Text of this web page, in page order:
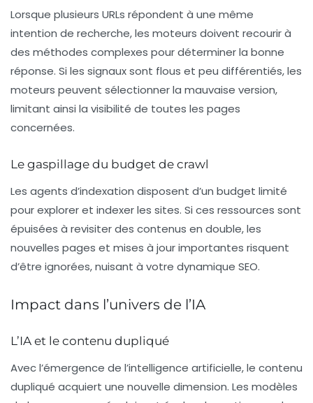
Lorsque plusieurs URLs répondent à une même
intention de recherche, les moteurs doivent recourir à
des méthodes complexes pour déterminer la bonne
réponse. Si les signaux sont flous et peu différentiés, les
moteurs peuvent sélectionner la mauvaise version,
limitant ainsi la visibilité de toutes les pages
concernées.
Le gaspillage du budget de crawl
Les agents d’indexation disposent d’un budget limité
pour explorer et indexer les sites. Si ces ressources sont
épuisées à revisiter des contenus en double, les
nouvelles pages et mises à jour importantes risquent
d’être ignorées, nuisant à votre dynamique SEO.
Impact dans l’univers de l’IA
L’IA et le contenu dupliqué
Avec l’émergence de l’intelligence artificielle, le contenu
dupliqué acquiert une nouvelle dimension. Les modèles